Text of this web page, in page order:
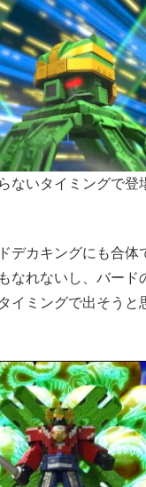
ないタイミングで登
デカキングにも合体
なれないし、バード
イミングで出そうと